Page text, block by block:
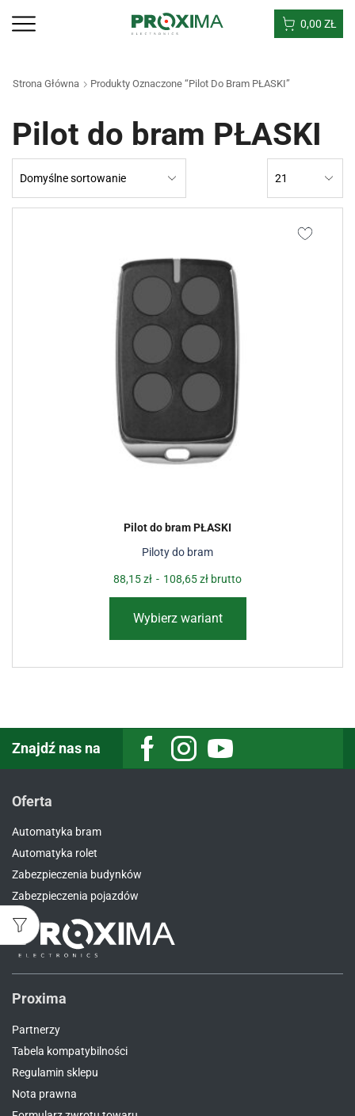
0,00 ZŁ
Strona Główna Produkty Oznaczone “Pilot Do Bram PŁASKI”
Pilot do bram PŁASKI
Piloty do bram
Pilot do bram PŁASKI
88,15zł - 108,65zł brutto
Wybierz wariant
Znajdź nas na FacebookInstagramYoutube
Oferta
Automatyka bram
Automatyka rolet
Zabezpieczenia budynków
Zabezpieczenia pojazdów
Proxima
Partnerzy
Tabela kompatybilności
Regulamin sklepu
Nota prawna